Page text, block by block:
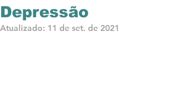
Depressão
Atualizado: 11 de set. de 2021